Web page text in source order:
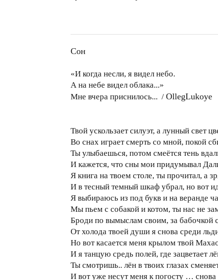
Сон
«И когда несли, я видел небо.
А на небе видел облака...»
Мне вчера приснилось... / OllegLukoye
Твой ускользает силуэт, а лунный свет
Во снах играет смерть со мной, покой
Ты улыбаешься, потом смеётся тень
И кажется, что сны мои придумывал
Я книга на твоем столе, ты прочитал, а
И в тесный темный шкаф убрал, но вот
Я выбираюсь из под букв и на веранде
Мы пьем с собакой и котом, ты нас не
Броди по вымыслам своим, за бабочкой
От холода твоей души я снова среди
Но вот касается меня крылом твой
И я танцую средь полей, где зацветает
Ты смотришь.. лён в твоих глазах
И вот уже несут меня к погосту … снова